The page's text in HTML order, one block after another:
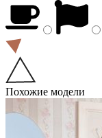
Похожие модели